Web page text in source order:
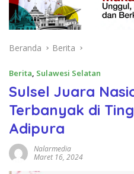
Beranda Berita
Berita, Sulawesi Selatan
Sulsel Juara
Terbanyak di
Adipura
Nalarmedia
Maret 16, 2024